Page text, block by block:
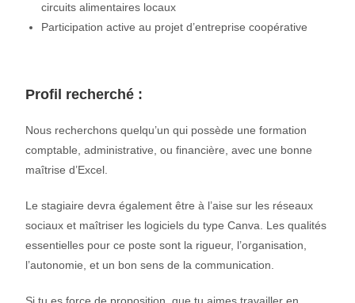
circuits alimentaires locaux
Participation active au projet d’entreprise coopérative
Profil recherché :
Nous recherchons quelqu’un qui possède une formation
comptable, administrative, ou financière, avec une bonne
maîtrise d’Excel.
Le stagiaire devra également être à l’aise sur les réseaux
sociaux et maîtriser les logiciels du type Canva. Les qualités
essentielles pour ce poste sont la rigueur, l’organisation,
l’autonomie, et un bon sens de la communication.